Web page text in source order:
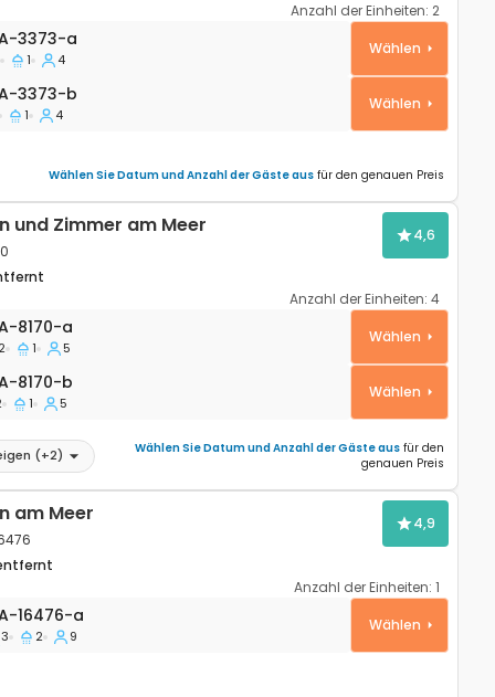
Anzahl der Einheiten: 2
Rovinj A-3373-a
3373-a
1 4
Wählen
3373-b
3373-b
1 4
Wählen
Wählen Sie Datum und Anzahl der Gäste aus für den genauen Preis
und Zimmer am Meer 4,6
Anzahl der Einheiten: 4
Zaglav, Dugi otok A-8170-a
8170-a
2 1 5
Wählen
8170-b
8170-b
1 5
Wählen
(+2) Wählen Sie Datum und Anzahl der Gäste aus für den
genauen Preis
am Meer 4,9
Anzahl der Einheiten: 1
Podgora, Makarska A-16476-a
16476-a
3 2 9
Wählen